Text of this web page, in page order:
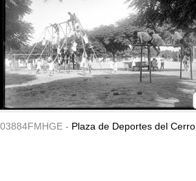
03884FMHGE - Plaza de Deportes del Cerro.